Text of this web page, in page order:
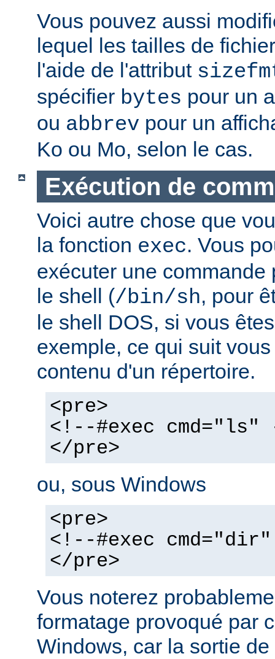
Vous pouvez aussi
lequel les tailles de
l'aide de l'attribut
spécifier bytes pour un
ou abbrev pour un
Ko ou Mo, selon le cas.
Exécution de
Voici autre chose que
la fonction exec. Vous
exécuter une commande
le shell (/bin/sh, pour
le shell DOS, si vous
exemple, ce qui suit
contenu d'un répertoire.
<pre>
<!--#exec cmd="ls"
</pre>
ou, sous Windows
<pre>
<!--#exec
</pre>
Vous noterez
formatage provoqué par
Windows, car la sortie de